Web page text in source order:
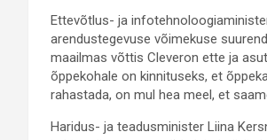
Ettevõtlus- ja
arendustegevuse võimekuse
maailmas võttis Cleveron ette ja
õppekohale on kinnituseks, et
rahastada, on mul hea meel, et
Haridus- ja teadusminister Liina